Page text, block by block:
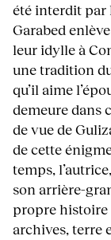
été interdit par
Garabed
leur idylle à
une tradition
qu’il aime
demeure dans
de vue de
de cette
temps,
son arrière-
propre histoire
archives, terre